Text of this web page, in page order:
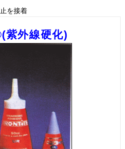
を接着
紫外線硬化)